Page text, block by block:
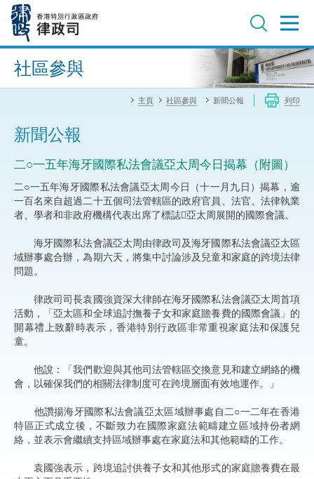
內
進階搜尋
社區參與
主頁 社區參與 新聞公報 列印
新聞公報
二○一五年海牙國際私法會議亞太周今日揭幕（附圖）
二○一五年海牙國際私法會議亞太周今日（十一月九日）揭幕，逾
一百名來自超過二十五個司法管轄區的政府官員、法官、法律執業
者、學者和非政府機構代表出席了標誌亞太周展開的國際會議。
海牙國際私法會議亞太周由律政司及海牙國際私法會議亞太區
域辦事處合辦，為期六天，將集中討論涉及兒童和家庭的跨境法律
問題。
律政司司長袁國強資深大律師在海牙國際私法會議亞太周首項
活動，「亞太區和全球追討撫養子女和家庭贍養費的國際會議」的
開幕禮上致辭時表示，香港特別行政區非常重視家庭法和保護兒
童。
他說：「我們歡迎與其他司法管轄區交換意見和建立網絡的機
會，以確保我們的相關法律制度可在跨境層面有效地運作。」
他讚揚海牙國際私法會議亞太區域辦事處自二○一二年在香港
特區正式成立後，不斷致力在國際家庭法範疇建立區域持份者網
絡，並表示會繼續支持區域辦事處在家庭法和其他範疇的工作。
袁國強表示，跨境追討供養子女和其他形式的家庭贍養費在最